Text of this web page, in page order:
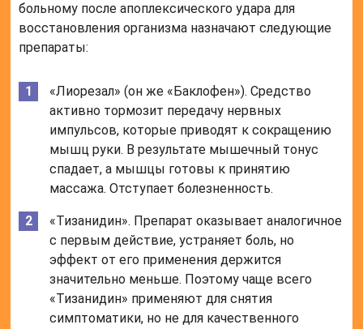
больному после апоплексического удара для
восстановления организма назначают следующие
препараты:
«Лиорезал» (он же «Баклофен»). Средство
активно тормозит передачу нервных
импульсов, которые приводят к сокращению
мышц руки. В результате мышечный тонус
спадает, а мышцы готовы к принятию
массажа. Отступает болезненность.
«Тизанидин». Препарат оказывает аналогичное
с первым действие, устраняет боль, но
эффект от его применения держится
значительно меньше. Поэтому чаще всего
«Тизанидин» применяют для снятия
симптоматики, но не для качественного